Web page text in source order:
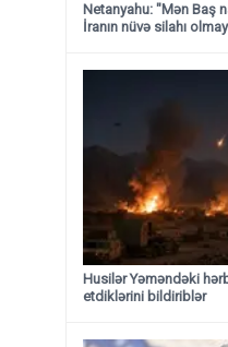
Netanyahu: "Mən Baş
İranın nüvə silahı
Husilər Yəməndəki
etdiklərini bildiriblər